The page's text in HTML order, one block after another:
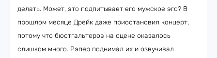
делать. Может, это подпитывает его мужское эго? В
прошлом месяце Дрейк даже приостановил концерт,
потому что бюстгальтеров на сцене оказалось
слишком много. Рэпер поднимал их и озвучивал